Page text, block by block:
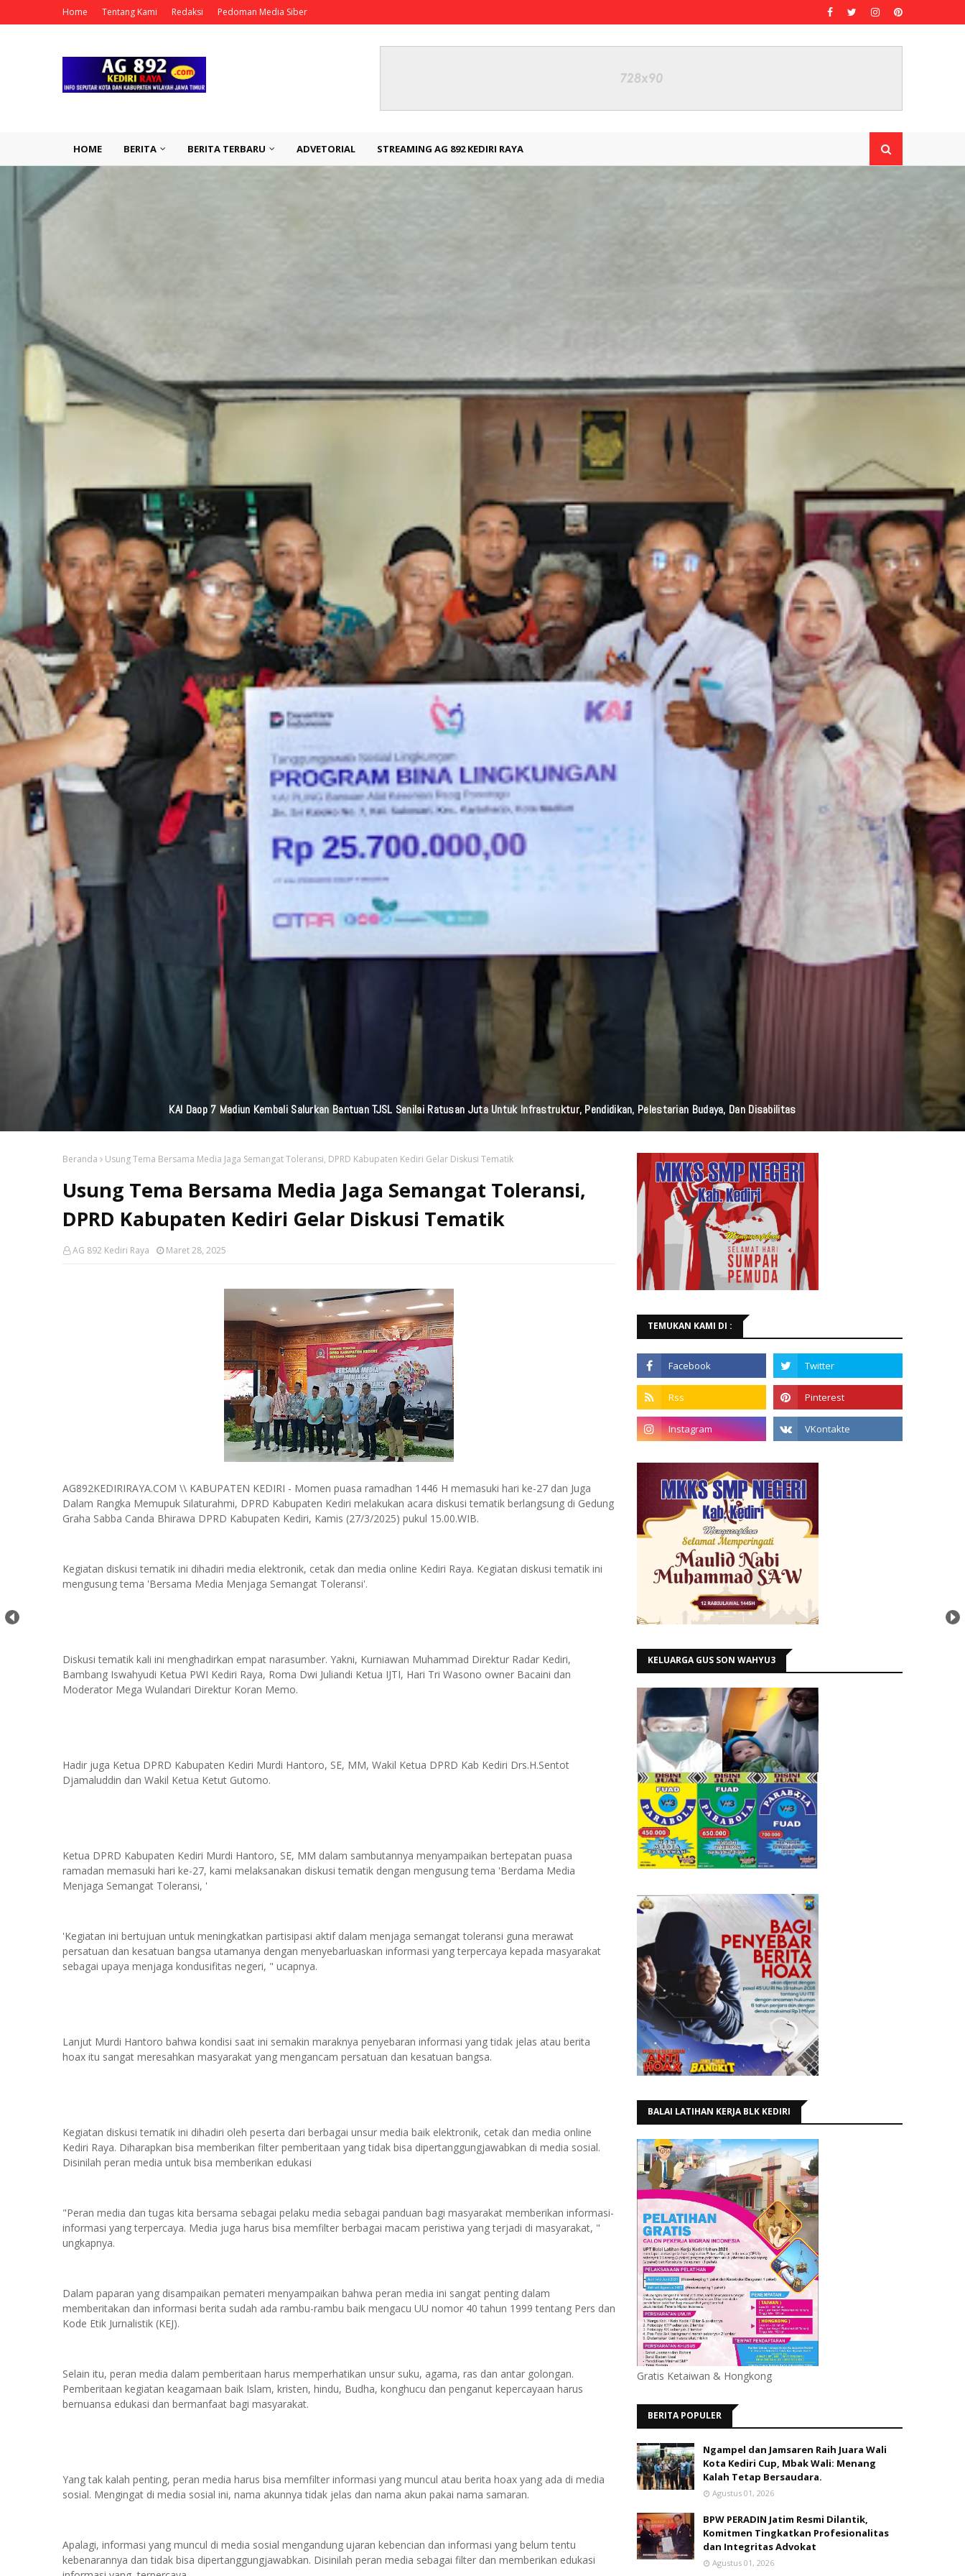
Home Tentang Kami Redaksi Pedoman Media Siber
HOME BERITA BERITA TERBARU ADVETORIAL STREAMING AG 892 KEDIRI RAYA
Perkuat Jaringan Media Nasional Dari Pulau Dewata Bali, Garuda TV Bali Dan Garuda FM Bali Resmi Diluncurkan
Beranda Usung Tema Bersama Media Jaga Semangat Toleransi, DPRD Kabupaten Kediri Gelar Diskusi Tematik
Usung Tema Bersama Media Jaga Semangat Toleransi,
DPRD Kabupaten Kediri Gelar Diskusi Tematik
AG 892 Kediri Raya Maret 28, 2025
AG892KEDIRIRAYA.COM \\ KABUPATEN KEDIRI - Momen puasa ramadhan 1446 H memasuki hari ke-27 dan Juga
Dalam Rangka Memupuk Silaturahmi, DPRD Kabupaten Kediri melakukan acara diskusi tematik berlangsung di Gedung
Graha Sabba Canda Bhirawa DPRD Kabupaten Kediri, Kamis (27/3/2025) pukul 15.00.WIB.
Kegiatan diskusi tematik ini dihadiri media elektronik, cetak dan media online Kediri Raya. Kegiatan diskusi tematik ini
mengusung tema 'Bersama Media Menjaga Semangat Toleransi'.
Diskusi tematik kali ini menghadirkan empat narasumber. Yakni, Kurniawan Muhammad Direktur Radar Kediri,
Bambang Iswahyudi Ketua PWI Kediri Raya, Roma Dwi Juliandi Ketua IJTI, Hari Tri Wasono owner Bacaini dan
Moderator Mega Wulandari Direktur Koran Memo.
Hadir juga Ketua DPRD Kabupaten Kediri Murdi Hantoro, SE, MM, Wakil Ketua DPRD Kab Kediri Drs.H.Sentot
Djamaluddin dan Wakil Ketua Ketut Gutomo.
Ketua DPRD Kabupaten Kediri Murdi Hantoro, SE, MM dalam sambutannya menyampaikan bertepatan puasa
ramadan memasuki hari ke-27, kami melaksanakan diskusi tematik dengan mengusung tema 'Berdama Media
Menjaga Semangat Toleransi, '
'Kegiatan ini bertujuan untuk meningkatkan partisipasi aktif dalam menjaga semangat toleransi guna merawat
persatuan dan kesatuan bangsa utamanya dengan menyebarluaskan informasi yang terpercaya kepada masyarakat
sebagai upaya menjaga kondusifitas negeri, " ucapnya.
Lanjut Murdi Hantoro bahwa kondisi saat ini semakin maraknya penyebaran informasi yang tidak jelas atau berita
hoax itu sangat meresahkan masyarakat yang mengancam persatuan dan kesatuan bangsa.
Kegiatan diskusi tematik ini dihadiri oleh peserta dari berbagai unsur media baik elektronik, cetak dan media online
Kediri Raya. Diharapkan bisa memberikan filter pemberitaan yang tidak bisa dipertanggungjawabkan di media sosial.
Disinilah peran media untuk bisa memberikan edukasi
"Peran media dan tugas kita bersama sebagai pelaku media sebagai panduan bagi masyarakat memberikan informasi-
informasi yang terpercaya. Media juga harus bisa memfilter berbagai macam peristiwa yang terjadi di masyarakat, "
ungkapnya.
Dalam paparan yang disampaikan pemateri menyampaikan bahwa peran media ini sangat penting dalam
memberitakan dan informasi berita sudah ada rambu-rambu baik mengacu UU nomor 40 tahun 1999 tentang Pers dan
Kode Etik Jurnalistik (KEJ).
Selain itu, peran media dalam pemberitaan harus memperhatikan unsur suku, agama, ras dan antar golongan.
Pemberitaan kegiatan keagamaan baik Islam, kristen, hindu, Budha, konghucu dan penganut kepercayaan harus
bernuansa edukasi dan bermanfaat bagi masyarakat.
Yang tak kalah penting, peran media harus bisa memfilter informasi yang muncul atau berita hoax yang ada di media
sosial. Mengingat di media sosial ini, nama akunnya tidak jelas dan nama akun pakai nama samaran.
Apalagi, informasi yang muncul di media sosial mengandung ujaran kebencian dan informasi yang belum tentu
kebenarannya dan tidak bisa dipertanggungjawabkan. Disinilah peran media sebagai filter dan memberikan edukasi
TEMUKAN KAMI DI :
KELUARGA GUS SON WAHYU3
BALAI LATIHAN KERJA BLK KEDIRI
Gratis Ketaiwan & Hongkong
BERITA POPULER
Ngampel dan Jamsaren Raih Juara Wali
Kota Kediri Cup, Mbak Wali: Menang
Kalah Tetap Bersaudara.
Agustus 01, 2026
BPW PERADIN Jatim Resmi Dilantik,
Komitmen Tingkatkan Profesionalitas
dan Integritas Advokat
Agustus 01, 2026